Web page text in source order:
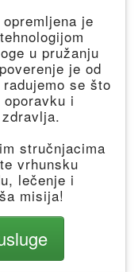
je
u pružanju
je od
se što
i
stručnjacima
vrhunsku
lečenje i
misija!